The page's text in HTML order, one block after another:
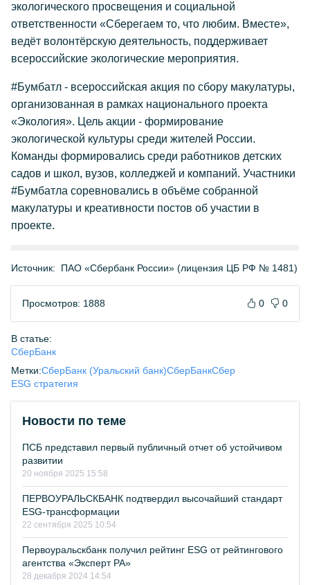
экологического просвещения и социальной
ответственности «Сберегаем то, что любим. Вместе»,
ведёт волонтёрскую деятельность, поддерживает
всероссийские экологические мероприятия.
#Бумбатл - всероссийская акция по сбору макулатуры,
организованная в рамках национального проекта
«Экология». Цель акции - формирование
экологической культуры среди жителей России.
Команды формировались среди работников детских
садов и школ, вузов, колледжей и компаний. Участники
#Бумбатла соревновались в объёме собранной
макулатуры и креативности постов об участии в
проекте.
Источник: ПАО «Сбербанк России» (лицензия ЦБ РФ № 1481)
Просмотров: 1888 0 0
В статье:
СберБанк
Метки:СберБанк (Уральский банк)СберБанкСбер
ESG стратегия
Новости по теме
ПСБ представил первый публичный отчет об устойчивом
развитии
20 ноября 2025 15:58
ПЕРВОУРАЛЬСКБАНК подтвердил высочайший стандарт
ESG-трансформации
22 сентября 2025 10:54
Первоуральскбанк получил рейтинг ESG от рейтингового
агентства «Эксперт РА»
28 декабря 2024 14:54